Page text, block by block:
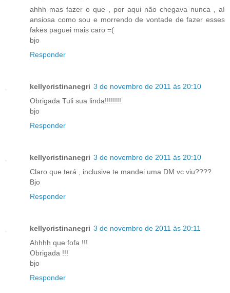
ahhh mas fazer o que , por aqui não chegava nunca , aí
ansiosa como sou e morrendo de vontade de fazer esses
fakes paguei mais caro =(
bjo
Responder
kellycristinanegri 3 de novembro de 2011 às 20:10
Obrigada Tuli sua linda!!!!!!!!
bjo
Responder
kellycristinanegri 3 de novembro de 2011 às 20:10
Claro que terá , inclusive te mandei uma DM vc viu????
Bjo
Responder
kellycristinanegri 3 de novembro de 2011 às 20:11
Ahhhh que fofa !!!
Obrigada !!!
bjo
Responder